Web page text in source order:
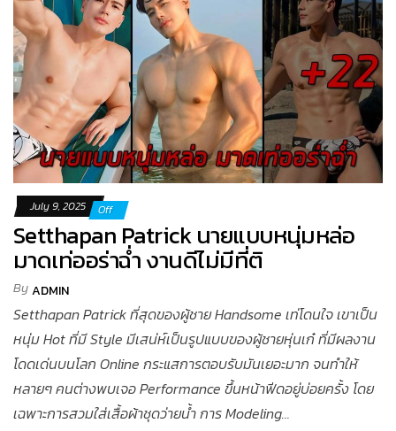
July 9, 2025 Off
Setthapan Patrick นายแบบหนุ่มหล่อ
มาดเท่ออร่าฉ่ำ งานดีไม่มีที่ติ
ByADMIN
Setthapan Patrick ที่สุดของผู้ชาย Handsome เท่โดนใจ เขาเป็น
หนุ่ม Hot ที่มี Style มีเสน่ห์เป็นรูปแบบของผู้ชายหุ่นเก๋ ที่มีผลงาน
โดดเด่นบนโลก Online กระแสการตอบรับมันเยอะมาก จนทำให้
หลายๆ คนต่างพบเจอ Performance ขึ้นหน้าฟีดอยู่บ่อยครั้ง โดย
เฉพาะการสวมใส่เสื้อผ้าชุดว่ายน้ำ การ Modeling…